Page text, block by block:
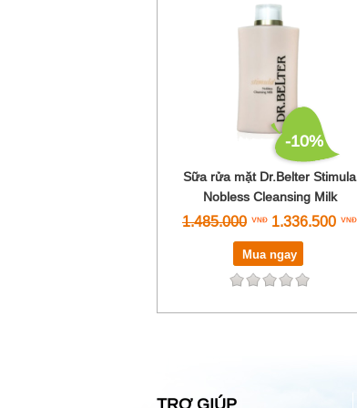
-10%
Sữa rửa mặt Dr.Belter Stimula
Nobless Cleansing Milk
1.485.000 1.336.500
Mua ngay
TRỢ GIÚP